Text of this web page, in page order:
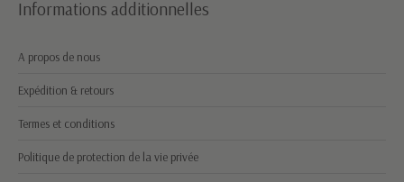
Informations additionnelles
A propos de nous
Expédition & retours
Termes et conditions
Politique de protection de la vie privée